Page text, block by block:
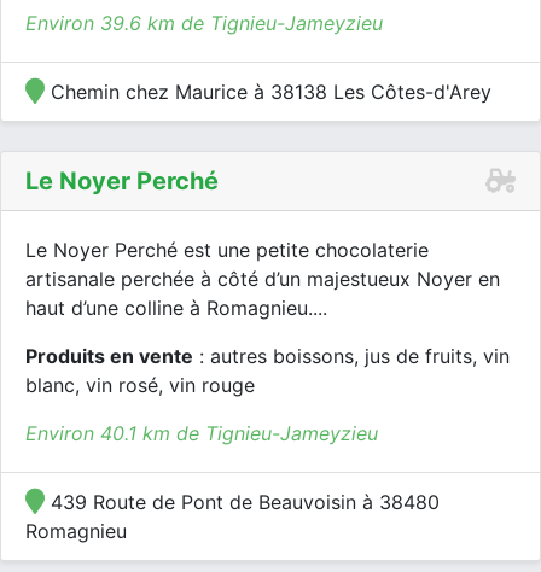
Environ 39.6 km de Tignieu-Jameyzieu
Chemin chez Maurice à 38138 Les Côtes-d'Arey
Le Noyer Perché
Le Noyer Perché est une petite chocolaterie
artisanale perchée à côté d’un majestueux Noyer en
haut d’une colline à Romagnieu....
Produits en vente : autres boissons, jus de fruits, vin
blanc, vin rosé, vin rouge
Environ 40.1 km de Tignieu-Jameyzieu
439 Route de Pont de Beauvoisin à 38480
Romagnieu